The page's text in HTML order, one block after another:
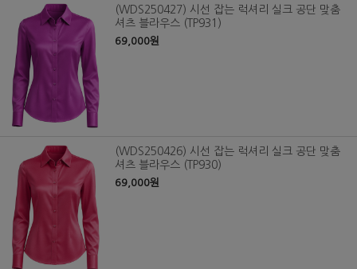
(WDS250427) 시선 잡는 럭셔리 실크 공단 맞춤
셔츠 블라우스 (TP931)
69,000원
(WDS250426) 시선 잡는 럭셔리 실크 공단 맞춤
셔츠 블라우스 (TP930)
69,000원